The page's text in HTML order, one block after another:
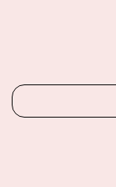
チャオ・ルース
となる文武両道
彼女とロマンス
話題作で圧倒的
カルなドタバタ
合った演技は作
と確実！ さらに、主人公カップルを取り巻く若手イケメ
ンスターたちが